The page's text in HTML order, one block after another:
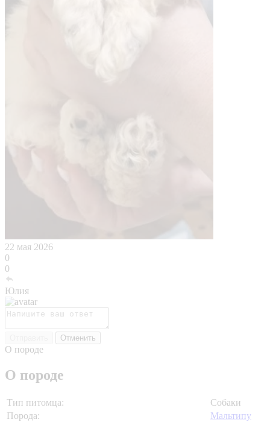
22 мая 2026
0
0
Юлия
Отменить
О породе
О породе
Тип питомца:
Собаки
Порода:
Мальтипу